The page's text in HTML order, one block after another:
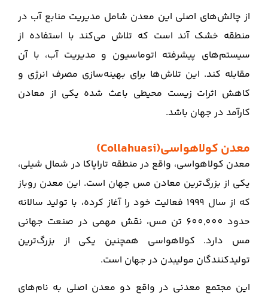
از چالش‌های اصلی این معدن شامل مدیریت منابع آب در
منطقه خشک آند است که تلاش می‌کند با استفاده از
سیستم‌های پیشرفته اتوماسیون و مدیریت آب، با آن
مقابله کند. این تلاش‌ها برای بهینه‌سازی مصرف انرژی و
کاهش اثرات زیست محیطی باعث شده یکی از معادن
کارآمد در جهان باشد.
معدن کولاهواسی(Collahuasi)
معدن کولاهواسی، واقع در منطقه تاراپاکا در شمال شیلی،
یکی از بزرگ‌ترین معادن مس جهان است. این معدن روباز
که از سال 1999 فعالیت خود را آغاز کرده، با تولید سالانه
حدود 600,000 تن مس، نقش مهمی در صنعت جهانی
مس دارد. کولاهواسی همچنین یکی از بزرگ‌ترین
تولیدکنندگان مولیبدن در جهان است.
این مجتمع معدنی در واقع دو معدن اصلی به نام‌های